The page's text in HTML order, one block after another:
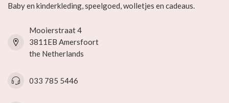
Baby en kinderkleding, speelgoed, wolletjes en cadeaus.
Mooierstraat 4
3811EB Amersfoort
the Netherlands
033 785 5446